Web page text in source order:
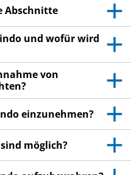
haben, wenden Sie sich
Ihnen persönlich
nicht an Dritte weiter.
schaden, auch wenn
haben wie Sie.
bemerken, wenden Sie
Dies gilt auch
sind. Siehe Abschnitt
Abschnitte
und wofür wird
von
einzunehmen?
möglich?